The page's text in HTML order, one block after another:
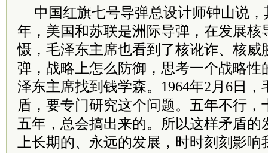
中国红旗七号导弹总设计师钟山说，
年，美国和苏联是洲际导弹，在发展核
慑，毛泽东主席也看到了核讹诈、核威
弹，战略上怎么防御，思考一个战略性
泽东主席找到钱学森。1964年2月6日
盾，要专门研究这个问题。五年不行，
五年，总会搞出来的。所以这样矛盾的
上长期的、永远的发展，时时刻刻影响